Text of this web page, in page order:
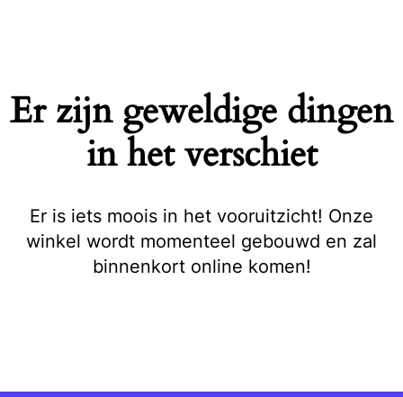
Er zijn geweldige dingen
in het verschiet
Er is iets moois in het vooruitzicht! Onze
winkel wordt momenteel gebouwd en zal
binnenkort online komen!